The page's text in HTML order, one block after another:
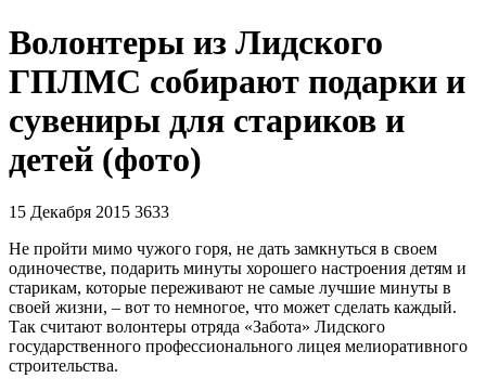
Волонтеры из Лидского
ГПЛМС собирают подарки и
сувениры для стариков и
детей (фото)
15 Декабря 2015 3633
Не пройти мимо чужого горя, не дать замкнуться в своем
одиночестве, подарить минуты хорошего настроения детям и
старикам, которые переживают не самые лучшие минуты в
своей жизни, – вот то немногое, что может сделать каждый.
Так считают волонтеры отряда «Забота» Лидского
государственного профессионального лицея мелиоративного
строительства.